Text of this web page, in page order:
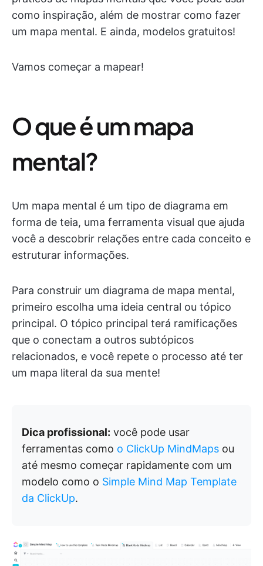
como inspiração, além de mostrar como fazer
um mapa mental. E ainda, modelos gratuitos!
Vamos começar a mapear!
O que é um mapa
mental?
Um mapa mental é um tipo de diagrama em
forma de teia, uma ferramenta visual que ajuda
você a descobrir relações entre cada conceito e
estruturar informações.
Para construir um diagrama de mapa mental,
primeiro escolha uma ideia central ou tópico
principal. O tópico principal terá ramificações
que o conectam a outros subtópicos
relacionados, e você repete o processo até ter
um mapa literal da sua mente!
Dica profissional: você pode usar
ferramentas como o ClickUp MindMaps ou
até mesmo começar rapidamente com um
modelo como o Simple Mind Map Template
da ClickUp.